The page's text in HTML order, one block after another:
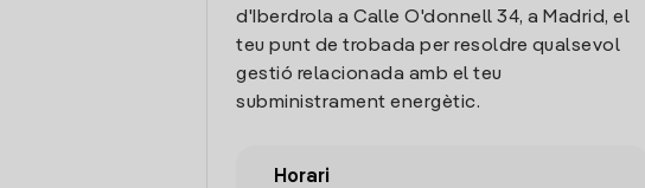
d'Iberdrola a Calle O'donnell 34, a Madrid, el
teu punt de trobada per resoldre qualsevol
gestió relacionada amb el teu
subministrament energètic.
Horari